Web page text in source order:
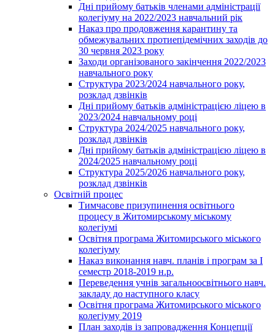
Дні прийому батьків членами адміністрації
колегіуму на 2022/2023 навчальний рік
Наказ про продовження карантину та
обмежувальних протиепідемічних заходів до
30 червня 2023 року
Заходи організованого закінчення 2022/2023
навчального року
Структура 2023/2024 навчального року,
розклад дзвінків
Дні прийому батьків адміністрацією ліцею в
2023/2024 навчальному році
Структура 2024/2025 навчального року,
розклад дзвінків
Дні прийому батьків адміністрацією ліцею в
2024/2025 навчальному році
Структура 2025/2026 навчального року,
розклад дзвінків
Освітній процес
Тимчасове призупинення освітнього
процесу в Житомирському міському
колегіумі
Освітня програма Житомирського міського
колегіуму
Наказ виконання навч. планів і програм за І
семестр 2018-2019 н.р.
Переведення учнів загальноосвітнього навч.
закладу до наступного класу
Освітня програма Житомирського міського
колегіуму 2019
План заходів із запровадження Концепції